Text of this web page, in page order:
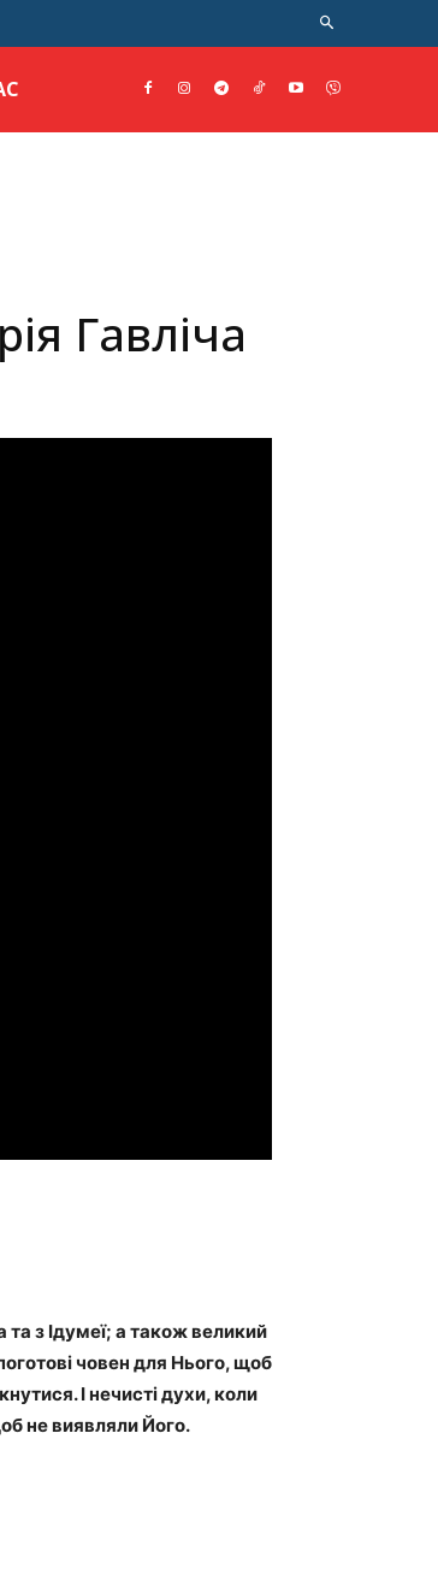
Гавліча
та з Ідумеї; а також великий
човен для Нього, щоб
І нечисті духи, коли
не виявляли Його.